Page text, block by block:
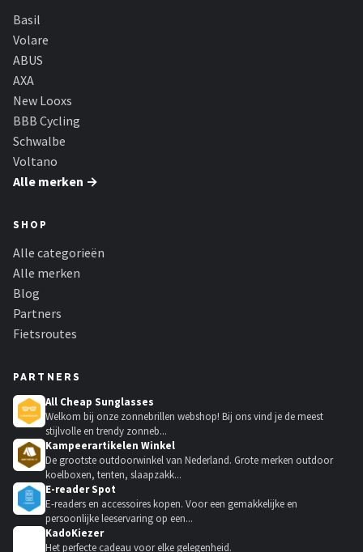
Basil
Volare
ABUS
AXA
New Looxs
BBB Cycling
Schwalbe
Voltano
Alle merken →
SHOP
Alle categorieën
Alle merken
Blog
Partners
Fietsroutes
PARTNERS
All Cheap Sunglasses
Welkom bij onze zonnebrillen webshop! Bij ons vind je de meest
stijlvolle en trendy zonneb...
Kampeerartikelen Winkel
De grootste outdoorwinkel van Nederland. Grote merken outdoor
koelboxen, tenten, slaapzakk...
E-reader Spot
E-readers en accessoires kopen. Voor een gemakkelijke en
persoonlijke leeservaring op een...
KadoKiezer
Het perfecte cadeau voor elke gelegenheid.